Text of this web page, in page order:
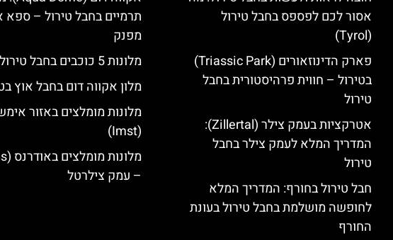
אסור לכם לפספס בחבל טירול
(Tyrol)
פארק הדינוזאורים (Triassic Park)
בטירול – חווית פרהיסטורית בחבל
טירול
אטרקציות בעמק צילר (Zillertal):
המדריך המלא לעמק צילר בחבל
טירול
חבל טירול בחורף: המדריך המלא
לחופשה מושלמת בחבל טירול בעונת
החורף
תרמיים בחבל טירול – ספא
מפנק
מלונות 5 כוכבים בחבל טירול
מלון אקווה דום בחבל אוץ
מלונות מומלצים באזור
(Imst)
– עמק צילרטל